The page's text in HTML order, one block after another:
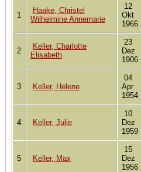
1
Haake, Christel
Wilhelmine Annemarie
12
Okt
1966
2
Keller, Charlotte
Elisabeth
23
Dez
1906
3 Keller, Helene
04
Apr
1954
4 Keller, Julie
10
Dez
1959
5 Keller, Max
15
Dez
1956